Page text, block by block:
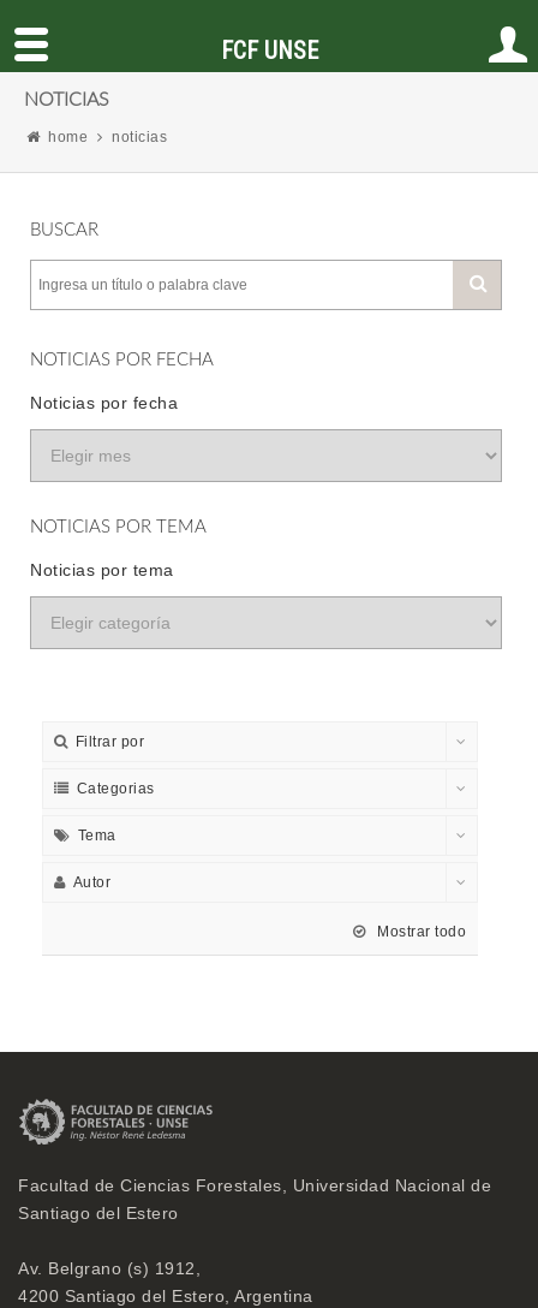
NOTICIAS
home noticias
BUSCAR
NOTICIAS POR FECHA
Noticias por fecha
NOTICIAS POR TEMA
Noticias por tema
Filtrar por
Categorias
Tema
Autor
Mostrar todo
Facultad de Ciencias Forestales, Universidad Nacional de
Santiago del Estero
Av. Belgrano (s) 1912,
4200 Santiago del Estero, Argentina
FCF UNSE